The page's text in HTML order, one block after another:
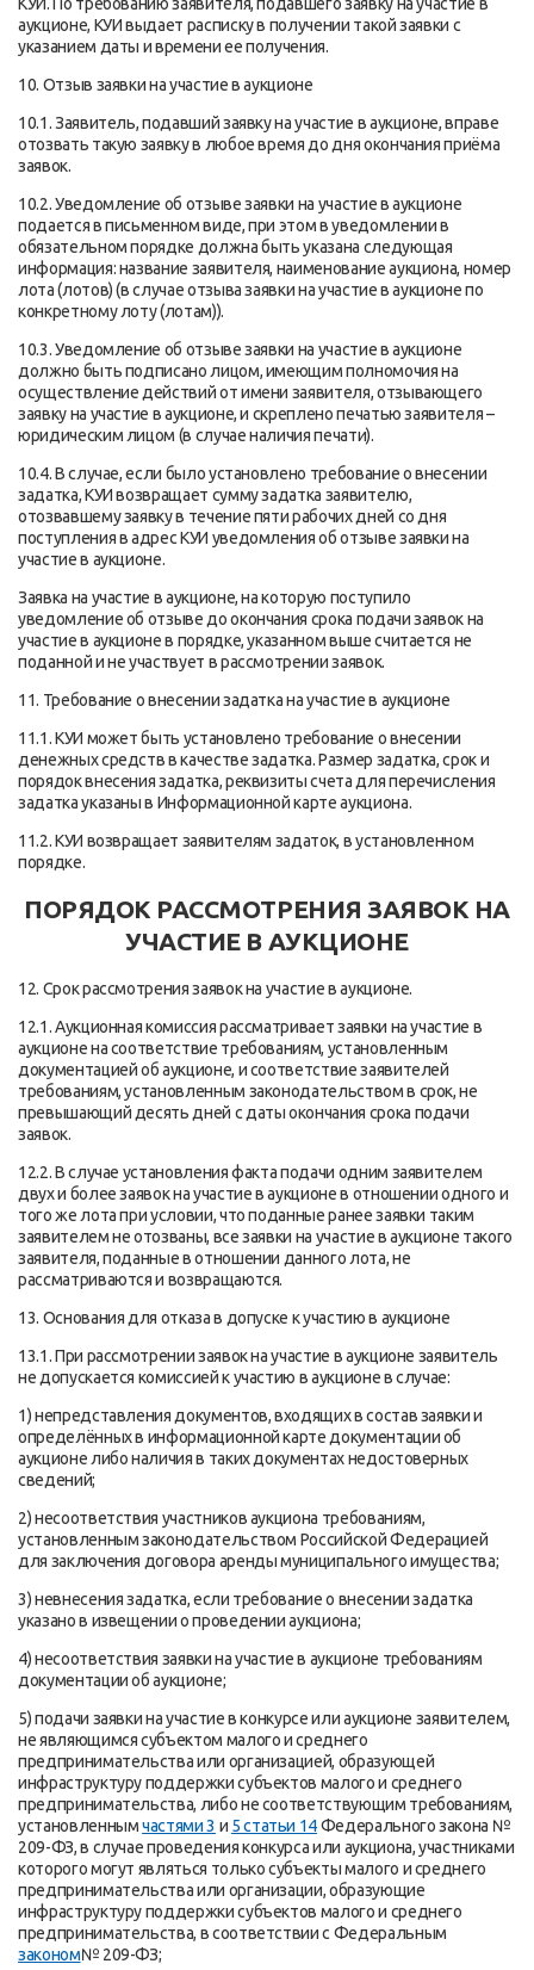
аукционе, КУИ выдает расписку в получении такой заявки с
указанием даты и времени ее получения.
10. Отзыв заявки на участие в аукционе
10.1. Заявитель, подавший заявку на участие в аукционе, вправе
отозвать такую заявку в любое время до дня окончания приёма
заявок.
10.2. Уведомление об отзыве заявки на участие в аукционе
подается в письменном виде, при этом в уведомлении в
обязательном порядке должна быть указана следующая
информация: название заявителя, наименование аукциона, номер
лота (лотов) (в случае отзыва заявки на участие в аукционе по
конкретному лоту (лотам)).
10.3. Уведомление об отзыве заявки на участие в аукционе
должно быть подписано лицом, имеющим полномочия на
осуществление действий от имени заявителя, отзывающего
заявку на участие в аукционе, и скреплено печатью заявителя –
юридическим лицом (в случае наличия печати).
10.4. В случае, если было установлено требование о внесении
задатка, КУИ возвращает сумму задатка заявителю,
отозвавшему заявку в течение пяти рабочих дней со дня
поступления в адрес КУИ уведомления об отзыве заявки на
участие в аукционе.
Заявка на участие в аукционе, на которую поступило
уведомление об отзыве до окончания срока подачи заявок на
участие в аукционе в порядке, указанном выше считается не
поданной и не участвует в рассмотрении заявок.
11. Требование о внесении задатка на участие в аукционе
11.1. КУИ может быть установлено требование о внесении
денежных средств в качестве задатка. Размер задатка, срок и
порядок внесения задатка, реквизиты счета для перечисления
задатка указаны в Информационной карте аукциона.
11.2. КУИ возвращает заявителям задаток, в установленном
порядке.
ПОРЯДОК РАССМОТРЕНИЯ ЗАЯВОК НА
УЧАСТИЕ В АУКЦИОНЕ
12. Срок рассмотрения заявок на участие в аукционе.
12.1. Аукционная комиссия рассматривает заявки на участие в
аукционе на соответствие требованиям, установленным
документацией об аукционе, и соответствие заявителей
требованиям, установленным законодательством в срок, не
превышающий десять дней с даты окончания срока подачи
заявок.
12.2. В случае установления факта подачи одним заявителем
двух и более заявок на участие в аукционе в отношении одного и
того же лота при условии, что поданные ранее заявки таким
заявителем не отозваны, все заявки на участие в аукционе такого
заявителя, поданные в отношении данного лота, не
рассматриваются и возвращаются.
13. Основания для отказа в допуске к участию в аукционе
13.1. При рассмотрении заявок на участие в аукционе заявитель
не допускается комиссией к участию в аукционе в случае:
1) непредставления документов, входящих в состав заявки и
определённых в информационной карте документации об
аукционе либо наличия в таких документах недостоверных
сведений;
2) несоответствия участников аукциона требованиям,
установленным законодательством Российской Федерацией
для заключения договора аренды муниципального имущества;
3) невнесения задатка, если требование о внесении задатка
указано в извещении о проведении аукциона;
4) несоответствия заявки на участие в аукционе требованиям
документации об аукционе;
5) подачи заявки на участие в конкурсе или аукционе заявителем,
не являющимся субъектом малого и среднего
предпринимательства или организацией, образующей
инфраструктуру поддержки субъектов малого и среднего
предпринимательства, либо не соответствующим требованиям,
установленнымчастями 3 и 5 статьи 14Федерального закона №
209-ФЗ, в случае проведения конкурса или аукциона, участниками
которого могут являться только субъекты малого и среднего
предпринимательства или организации, образующие
инфраструктуру поддержки субъектов малого и среднего
предпринимательства, в соответствии с Федеральным
законом№ 209-ФЗ;